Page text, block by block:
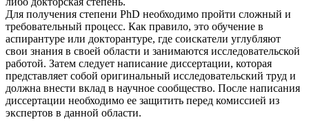
Для получения степени PhD необходимо пройти сложный и
требовательный процесс. Как правило, это обучение в
аспирантуре или докторантуре, где соискатели углубляют
свои знания в своей области и занимаются исследовательской
работой. Затем следует написание диссертации, которая
представляет собой оригинальный исследовательский труд и
должна внести вклад в научное сообщество. После написания
диссертации необходимо ее защитить перед комиссией из
экспертов в данной области.